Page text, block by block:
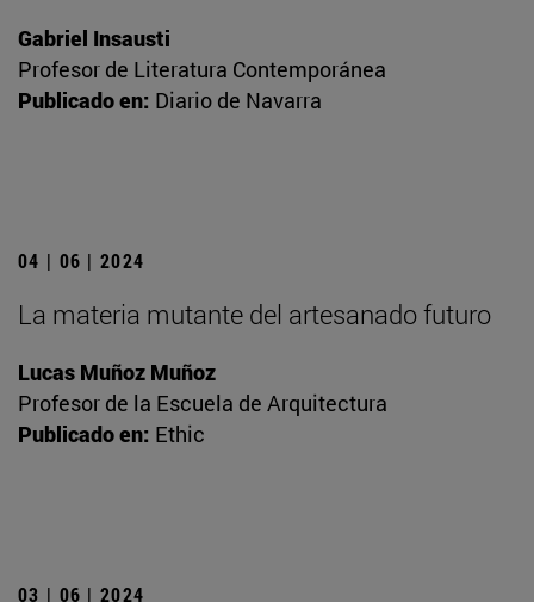
Gabriel Insausti
Profesor de Literatura Contemporánea
Publicado en: Diario de Navarra
04 | 06 | 2024
La materia mutante del artesanado futuro
Lucas Muñoz Muñoz
Profesor de la Escuela de Arquitectura
Publicado en: Ethic
03 | 06 | 2024